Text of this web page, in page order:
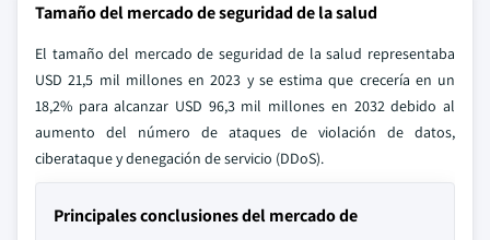
Tamaño del mercado de seguridad de la salud
El tamaño del mercado de seguridad de la salud representaba
USD 21,5 mil millones en 2023 y se estima que crecería en un
18,2% para alcanzar USD 96,3 mil millones en 2032 debido al
aumento del número de ataques de violación de datos,
ciberataque y denegación de servicio (DDoS).
Principales conclusiones del mercado de